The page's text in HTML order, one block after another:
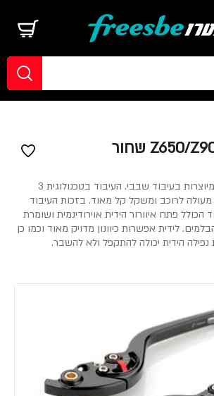
ידיות מעצור/ מצמד המיוצרות בעיבוד שבבי. העיבוד בטכנולוגית 3
לרוכב ומשקל קל מאוד. בזכות העיבוד
הכולל פתח איוורור הידית אוירודינמית ושומרת
לידית אפשרות כיוונון מדויק מאוד וכמו כן
נפילה הידית יכולה להתקפל ולא להשבר.